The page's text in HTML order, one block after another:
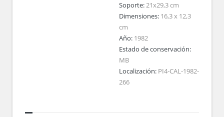
Soporte:21x29,3 cm
Dimensiones: 16,3 x 12,3
cm
Año: 1982
Estado de conservación:
MB
Localización: PI4-CAL-1982-
266